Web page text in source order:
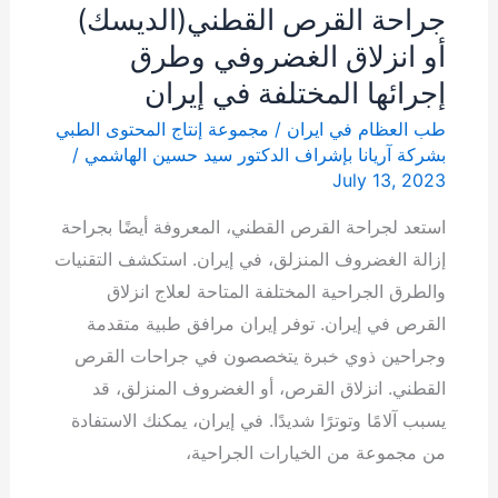
جراحة القرص القطني(الدیسك)
أو انزلاق الغضروفي وطرق
إجرائها المختلفة في إيران
طب العظام في ايران / مجموعة إنتاج المحتوى الطبي
بشركة آریانا بإشراف الدكتور سيد حسين الهاشمي/
July 13, 2023
استعد لجراحة القرص القطني، المعروفة أيضًا بجراحة
إزالة الغضروف المنزلق، في إيران. استكشف التقنيات
والطرق الجراحية المختلفة المتاحة لعلاج انزلاق
القرص في إيران. توفر إيران مرافق طبية متقدمة
وجراحين ذوي خبرة يتخصصون في جراحات القرص
القطني. انزلاق القرص، أو الغضروف المنزلق، قد
يسبب آلامًا وتوترًا شديدًا. في إيران، يمكنك الاستفادة
من مجموعة من الخيارات الجراحية،
إيران